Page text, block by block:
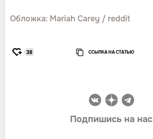
Обложка: Mariah Carey / reddit
38 ССЫЛКА НА СТАТЬЮ
Подпишись на нас